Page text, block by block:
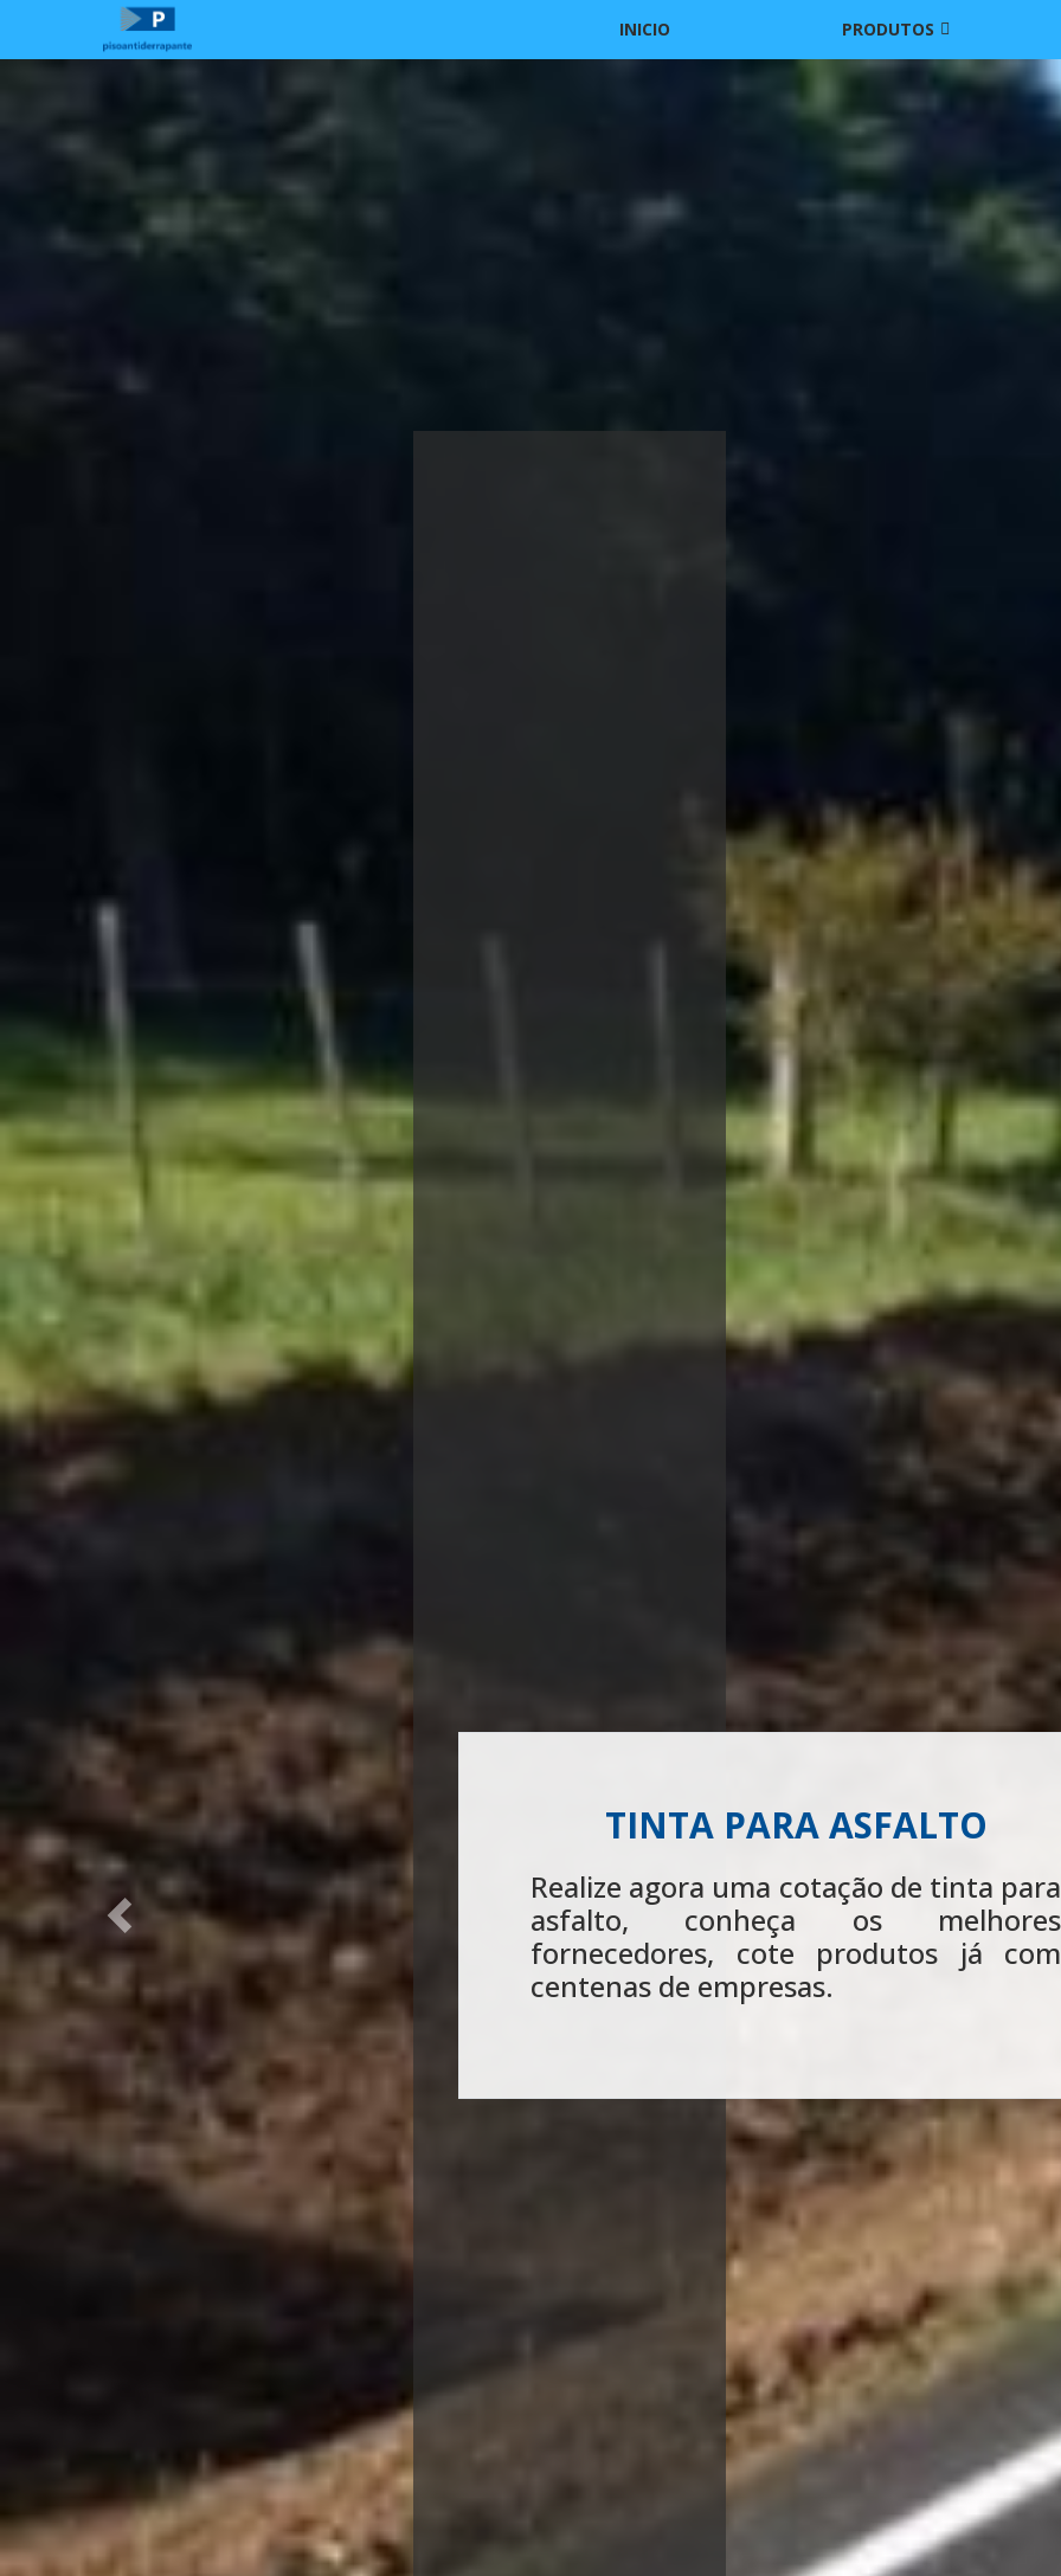
INICIO PRODUTOS
TINTA PARA ASFALTO
Realize agora uma cotação de tinta para
asfalto, conheça os melhores
fornecedores, cote produtos já com
centenas de empresas.
Previous